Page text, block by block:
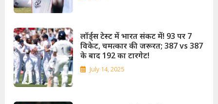
लॉर्ड्स टेस्ट में भारत संकट में! 93 पर 7
विकेट, चमत्कार की जरूरत; 387 vs 387
के बाद 192 का टारगेट!
July 14, 2025